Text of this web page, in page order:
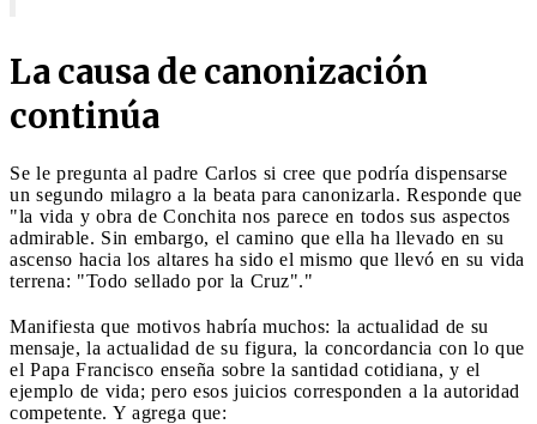
La causa de canonización
continúa
Se le pregunta al padre Carlos si cree que podría dispensarse
un segundo milagro a la beata para canonizarla. Responde que
"la vida y obra de Conchita nos parece en todos sus aspectos
admirable. Sin embargo, el camino que ella ha llevado en su
ascenso hacia los altares ha sido el mismo que llevó en su vida
terrena: "Todo sellado por la Cruz"."
Manifiesta que motivos habría muchos: la actualidad de su
mensaje, la actualidad de su figura, la concordancia con lo que
el Papa Francisco enseña sobre la santidad cotidiana, y el
ejemplo de vida; pero esos juicios corresponden a la autoridad
competente. Y agrega que: